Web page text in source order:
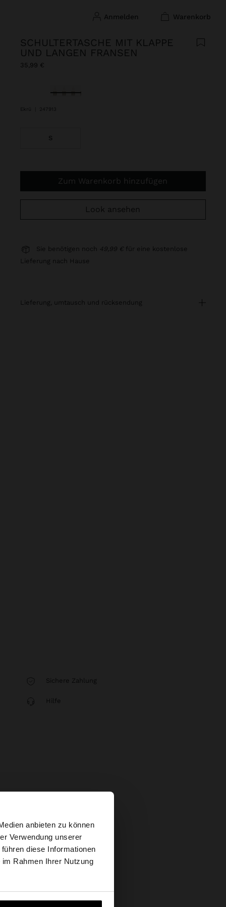
anbieten zu können
Verwendung unserer
diese Informationen
Rahmen Ihrer Nutzung
anmelden warenkorb
×
Website
zu United States
SCHULTERTASCHE MIT KLAPPE
UND LANGEN FRANSEN
35,99 €
ausgewählt
Ekrü 247913
S
Zum Warenkorb hinzufügen
Look ansehen
Sie benötigen noch 49,99 €
für eine kostenlose
Lieferung nach Hause
lieferung, umtausch und rücksendung
Sichere Zahlung
Hilfe